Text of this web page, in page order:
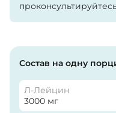
Состав на одну
Л-Лейцин
3000 мг